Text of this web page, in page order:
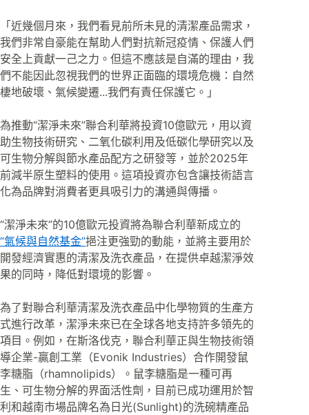
「近幾個月來，我們看見前所未見的清潔產品需求，
我們非常自豪能在幫助人們對抗新冠疫情、保護人們
安全上貢獻一己之力。但這不應該是自滿的理由，我
們不能因此忽視我們的世界正面臨的環境危機：自然
棲地破壞、氣候變遷...我們有責任保護它。」
為推動“潔淨未來”聯合利華將投資10億歐元，用以資
助生物技術研究、二氧化碳利用及低碳化學研究以及
可生物分解與節水產品配方之研發等，並於2025年
前減半原生塑料的使用。這項投資亦包含讓技術語言
化為品牌對消費者更具吸引力的溝通與傳播。
“潔淨未來”的10億歐元投資將為聯合利華新成立的
“氣候與自然基金”挹注更強勁的動能，並將主要用於
開發經濟實惠的清潔及洗衣產品，在提供卓越潔淨效
果的同時，降低對環境的影響。
為了對聯合利華清潔及洗衣產品中化學物質的生產方
式進行改革，潔淨未來已在全球各地支持許多領先的
項目。例如，在斯洛伐克，聯合利華正與生物技術領
導企業-贏創工業（Evonik Industries）合作開發鼠
李糖脂（rhamnolipids）。鼠李糖脂是一種可再
生、可生物分解的界面活性劑，目前已成功運用於智
利和越南市場品牌名為日光(Sunlight)的洗碗精產品